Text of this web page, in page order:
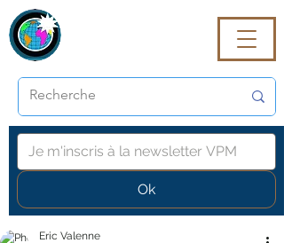
Ok
Eric Valenne